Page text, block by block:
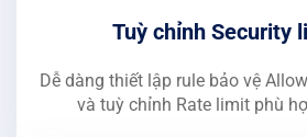
Tuỳ chỉnh Security
Dễ dàng thiết lập rule bảo vệ
và tuỳ chỉnh Rate limit phù